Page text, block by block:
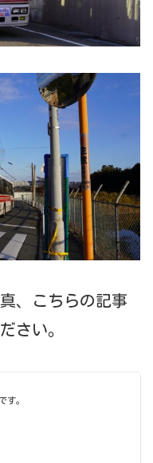
、こちらの記事
さい。
す。